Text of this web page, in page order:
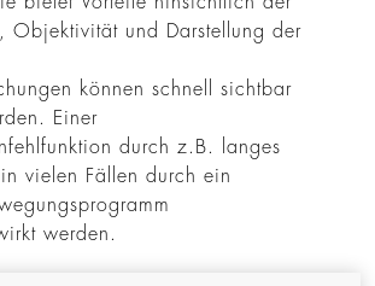
Objektivität und Darstellung der
können schnell sichtbar
Einer
durch z.B. langes
vielen Fällen durch ein
werden.